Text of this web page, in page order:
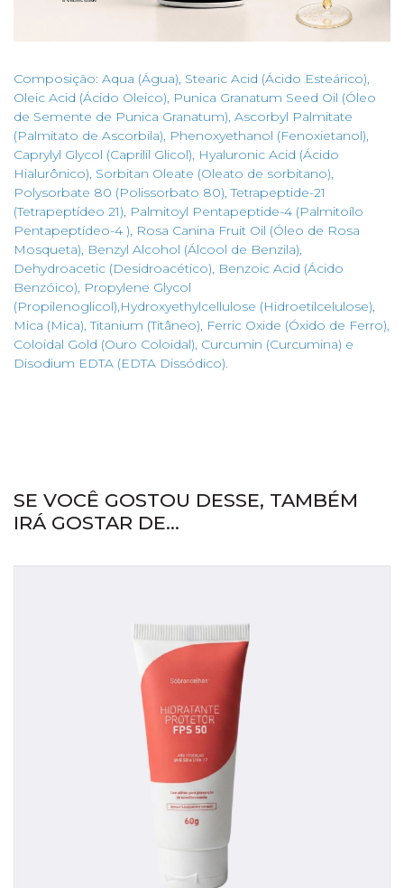
Composição: Aqua (Água), Stearic Acid (Ácido Esteárico),
Oleic Acid (Ácido Oleico), Punica Granatum Seed Oil (Óleo
de Semente de Punica Granatum), Ascorbyl Palmitate
(Palmitato de Ascorbila), Phenoxyethanol (Fenoxietanol),
Caprylyl Glycol (Caprilil Glicol), Hyaluronic Acid (Ácido
Hialurônico), Sorbitan Oleate (Oleato de sorbitano),
Polysorbate 80 (Polissorbato 80), Tetrapeptide-21
(Tetrapeptídeo 21), Palmitoyl Pentapeptide-4 (Palmitoílo
Pentapeptídeo-4 ), Rosa Canina Fruit Oil (Óleo de Rosa
Mosqueta), Benzyl Alcohol (Álcool de Benzila),
Dehydroacetic (Desidroacético), Benzoic Acid (Ácido
Benzóico), Propylene Glycol
(Propilenoglicol),Hydroxyethylcellulose (Hidroetilcelulose),
Mica (Mica), Titanium (Titâneo), Ferric Oxide (Óxido de Ferro),
Coloidal Gold (Ouro Coloidal), Curcumin (Curcumina) e
Disodium EDTA (EDTA Dissódico).
SE VOCÊ GOSTOU DESSE, TAMBÉM
IRÁ GOSTAR DE...